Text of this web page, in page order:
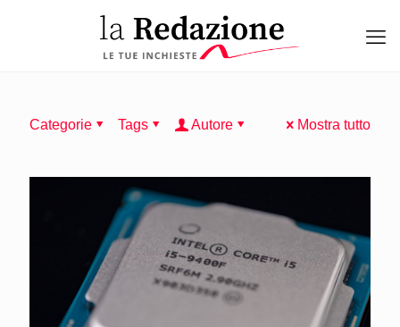
Categorie Tags Autore Mostra tutto